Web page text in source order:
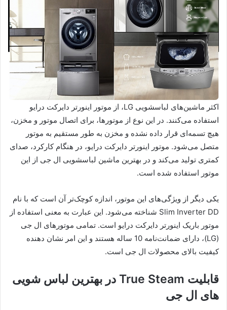
اکثر ماشین‌های لباسشویی‌ LG، از موتور اینورتر دایرکت درایو
استفاده می‌کنند. در این نوع از موتورها، برای اتصال موتور و مخزن،
هیچ تسمه‌ای قرار داده نشده و مخزن به طور مستقیم به موتور
متصل می‌شود. موتور اینورتر دایرکت درایو، در هنگام کارکرد، صدای
کمتری تولید می‌کند و در بهترین ماشین لباسشویی ال جی از این
موتور استفاده شده است.
یکی دیگر از ویژگی‌های این موتور، اندازه کوچک‌تر آن است که با نام
Slim Inverter DD شناخته می‌شود. این عبارت به معنی استفاده از
موتور باریک اینورتر دایرکت درایو است. تمامی موتورهای ال جی
(LG)، دارای ضمانت‌نامه 10 ساله هستند و این امر نشان دهنده
کیفیت بالای محصولات ال جی است.
قابلیت True Steam در بهترین لباس شویی
های ال جی